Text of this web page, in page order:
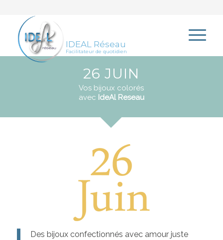
IDEAL Réseau
Facilitateur de quotidien
26 JUIN
Vos bijoux colorés
avec IdeAl Reseau
Des bijoux confectionnés avec amour juste